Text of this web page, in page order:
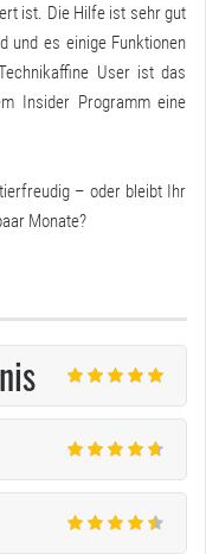
ist. Die Hilfe ist sehr gut
und es einige Funktionen
User ist das
Insider Programm eine
– oder bleibt Ihr
Monate?